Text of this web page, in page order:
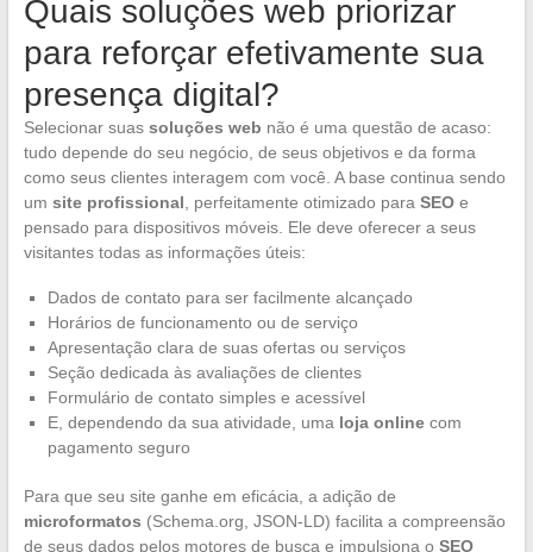
Quais soluções web priorizar
para reforçar efetivamente sua
presença digital?
Selecionar suas soluções web não é uma questão de acaso:
tudo depende do seu negócio, de seus objetivos e da forma
como seus clientes interagem com você. A base continua sendo
um site profissional , perfeitamente otimizado para SEOe
pensado para dispositivos móveis. Ele deve oferecer a seus
visitantes todas as informações úteis:
Dados de contato para ser facilmente alcançado
Horários de funcionamento ou de serviço
Apresentação clara de suas ofertas ou serviços
Seção dedicada às avaliações de clientes
Formulário de contato simples e acessível
E, dependendo da sua atividade, uma loja onlinecom
pagamento seguro
Para que seu site ganhe em eficácia, a adição de
microformatos (Schema.org, JSON-LD) facilita a compreensão
de seus dados pelos motores de busca e impulsiona o SEO